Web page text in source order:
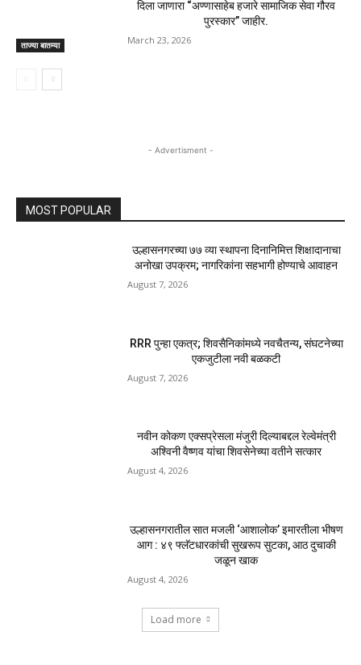
ताज्या बातम्या
दिला जाणारा “अण्णासाहेब हजारे सामाजिक सेवा गौरव
पुरस्कार” जाहीर.
March 23, 2026
- Advertisment -
MOST POPULAR
उल्हासनगरच्या ७७ व्या स्थापना दिनानिमित्त शिक्षादानाचा
अनोखा उपक्रम; नागरिकांना सहभागी होण्याचे आवाहन
August 7, 2026
RRR पुन्हा एकत्र; शिवसैनिकांमध्ये नवचैतन्य, संघटनेच्या
एकजुटीला नवी बळकटी
August 7, 2026
नवीन कोकण एक्सप्रेसला मंजुरी दिल्याबद्दल रेल्वेमंत्री
अश्विनी वैष्णव यांचा शिवसेनेच्या वतीने सत्कार
August 4, 2026
उल्हासनगरातील सात मजली ‘आशालोक’ इमारतीला भीषण
आग : ४९ फ्लॅटधारकांची सुखरूप सुटका, आठ दुचाकी
जळून खाक
August 4, 2026
Load more